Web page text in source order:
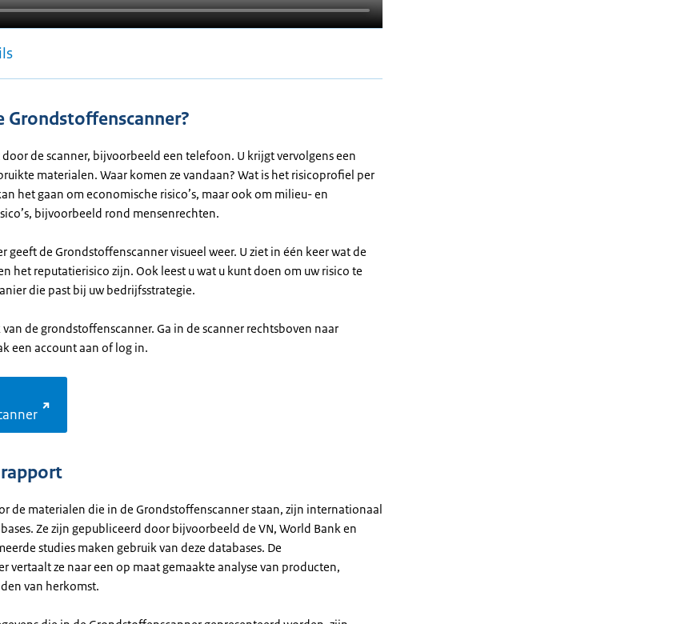
Grondstoffenscanner?
de scanner, bijvoorbeeld een telefoon. U krijgt vervolgens een
materialen. Waar komen ze vandaan? Wat is het risicoprofiel per
het gaan om economische risico’s, maar ook om milieu- en
bijvoorbeeld rond mensenrechten.
geeft de Grondstoffenscanner visueel weer. U ziet in één keer wat de
het reputatierisico zijn. Ook leest u wat u kunt doen om uw risico te
die past bij uw bedrijfsstrategie.
de grondstoffenscanner. Ga in de scanner rechtsboven naar
een account aan of log in.
de materialen die in de Grondstoffenscanner staan, zijn internationaal
Ze zijn gepubliceerd door bijvoorbeeld de VN, World Bank en
studies maken gebruik van deze databases. De
vertaalt ze naar een op maat gemaakte analyse van producten,
van herkomst.